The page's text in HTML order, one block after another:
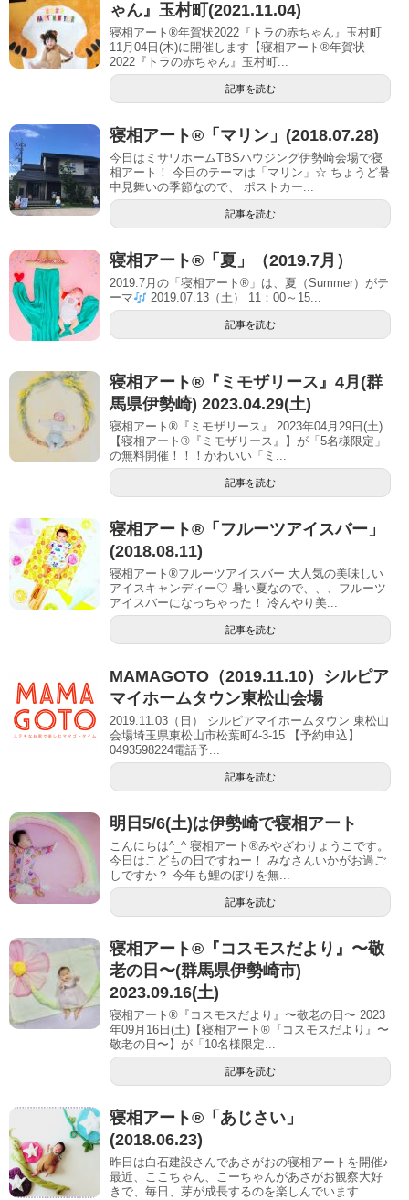
ゃん』玉村町(2021.11.04)
寝相アート®年賀状2022『トラの赤ちゃん』玉村町
11月04日(木)に開催します【寝相アート®︎年賀状
2022『トラの赤ちゃん』玉村町...
記事を読む
寝相アート®︎「マリン」(2018.07.28)
今日はミサワホームTBSハウジング伊勢崎会場で寝
相アート！ 今日のテーマは「マリン」☆ ちょうど暑
中見舞いの季節なので、 ポストカー...
記事を読む
寝相アート®「夏」（2019.7月）
2019.7月の「寝相アート®」は、夏（Summer）がテ
ーマ
2019.07.13（土） 11：00～15...
記事を読む
寝相アート®︎『ミモザリース』4月(群
馬県伊勢崎) 2023.04.29(土)
寝相アート®『ミモザリース』 2023年04月29日(土)
【寝相アート®︎『ミモザリース』】が「5名様限定」
の無料開催！！！かわいい「ミ...
記事を読む
寝相アート®︎「フルーツアイスバー」
(2018.08.11)
寝相アート®︎フルーツアイスバー 大人気の美味しい
アイスキャンディー♡ 暑い夏なので、、、フルーツ
アイスバーになっちゃった！ 冷んやり美...
記事を読む
MAMAGOTO（2019.11.10）シルピア
マイホームタウン東松山会場
2019.11.03（日） シルピアマイホームタウン 東松山
会場埼玉県東松山市松葉町4-3-15 【予約申込】
0493598224電話予...
記事を読む
明日5/6(土)は伊勢崎で寝相アート
こんにちは^_^ 寝相アート®︎みやざわりょうこです。
今日はこどもの日ですねー！ みなさんいかがお過ご
しですか？ 今年も鯉のぼりを無...
記事を読む
寝相アート®︎『コスモスだより』〜敬
老の日〜(群馬県伊勢崎市)
2023.09.16(土)
寝相アート®『コスモスだより』〜敬老の日〜 2023
年09月16日(土)【寝相アート®︎『コスモスだより』〜
敬老の日〜】が「10名様限定...
記事を読む
寝相アート®︎「あじさい」
(2018.06.23)
昨日は白石建設さんであさがおの寝相アートを開催♪
最近、ここちゃん、こーちゃんがあさがお観察大好
きで、毎日、芽が成長するのを楽しんでいます...